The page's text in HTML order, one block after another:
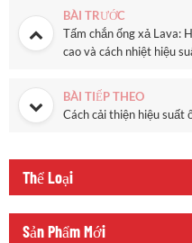
BÀI TRƯỚC
Tấm chắn ống xả Lava:
cao và cách nhiệt hiệu
BÀI TIẾP THEO
Cách cải thiện hiệu suất
Thể Loại
Sản Phẩm Mới